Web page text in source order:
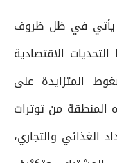
يأتي في ظل ظروف
الاقتصادية
المتزايدة على
المنطقة من توترات
الغذائي والتجاري،